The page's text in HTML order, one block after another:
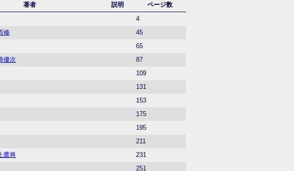
著者 説明
ページ数
4
修
45
65
優次
87
109
131
153
175
195
211
鷹将
231
251